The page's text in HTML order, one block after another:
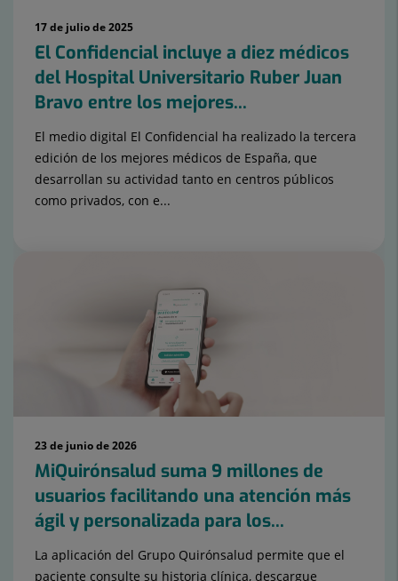
17 de julio de 2025
El Confidencial incluye a diez médicos
del Hospital Universitario Ruber Juan
Bravo entre los mejores...
El medio digital El Confidencial ha realizado la tercera
edición de los mejores médicos de España, que
desarrollan su actividad tanto en centros públicos
como privados, con e...
23 de junio de 2026
MiQuirónsalud suma 9 millones de
usuarios facilitando una atención más
ágil y personalizada para los...
La aplicación del Grupo Quirónsalud permite que el
paciente consulte su historia clínica, descargue